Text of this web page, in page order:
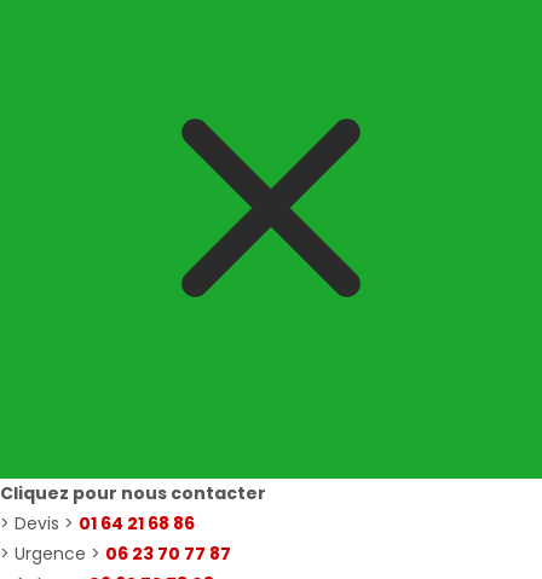
Cliquez pour nous contacter
> Devis > 01 64 21 68 86
> Urgence > 06 23 70 77 87